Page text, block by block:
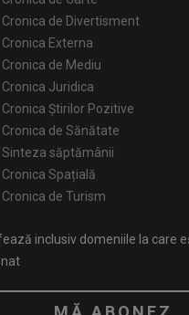
Cronica de Divertisment
Cronica Externa
Cronica de Mediu
Cronica Juridica
Cronica Știrilor Pozitive
Cronica de Sănătate
Sinteza săptămânii
Cronica Spațială
Cronica de Turism
inclusiv domeniile la care